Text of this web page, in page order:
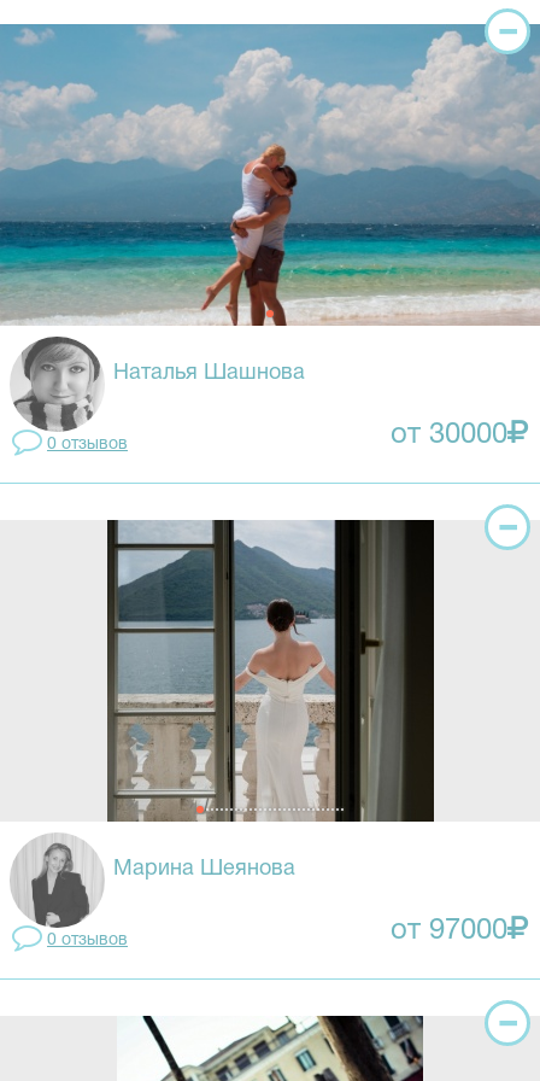
Наталья Шашнова
0 отзывов от 30000
Марина Шеянова
0 отзывов от 97000